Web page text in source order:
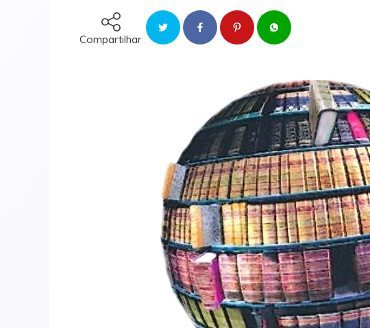
Compartilhar